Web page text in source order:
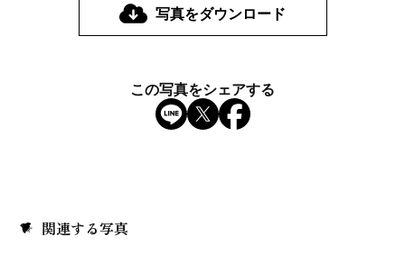
写真をダウンロード
この写真をシェアする
関連する写真